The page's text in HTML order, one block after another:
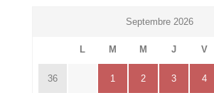
Septembre 2026
L M M J V
36 1 2 3 4